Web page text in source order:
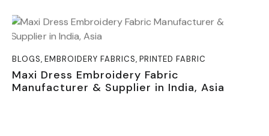
BLOGS, EMBROIDERY FABRICS, PRINTED FABRIC
Maxi Dress Embroidery Fabric
Manufacturer & Supplier in India, Asia